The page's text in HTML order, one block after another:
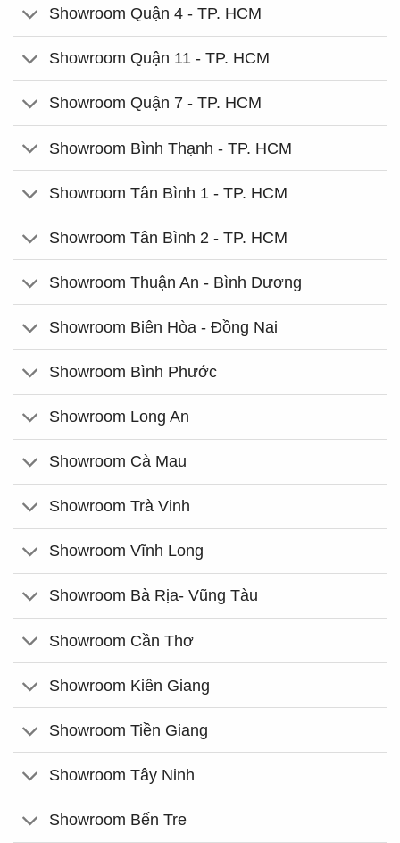
Showroom Quận 4 - TP. HCM
Showroom Quận 11 - TP. HCM
Showroom Quận 7 - TP. HCM
Showroom Bình Thạnh - TP. HCM
Showroom Tân Bình 1 - TP. HCM
Showroom Tân Bình 2 - TP. HCM
Showroom Thuận An - Bình Dương
Showroom Biên Hòa - Đồng Nai
Showroom Bình Phước
Showroom Long An
Showroom Cà Mau
Showroom Trà Vinh
Showroom Vĩnh Long
Showroom Bà Rịa- Vũng Tàu
Showroom Cần Thơ
Showroom Kiên Giang
Showroom Tiền Giang
Showroom Tây Ninh
Showroom Bến Tre